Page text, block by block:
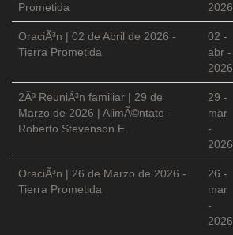
Prometida
2026
OraciÃ³n | 02 de Abril de 2026 -
Tierra Prometida
02 -
abr -
2026
2Âª ReuniÃ³n familiar | 29 de
Marzo de 2026 | AlimÃ©ntate -
Roberto Stevenson E.
29 -
mar
-
2026
OraciÃ³n | 26 de Marzo de 2026 -
Tierra Prometida
26 -
mar
-
2026